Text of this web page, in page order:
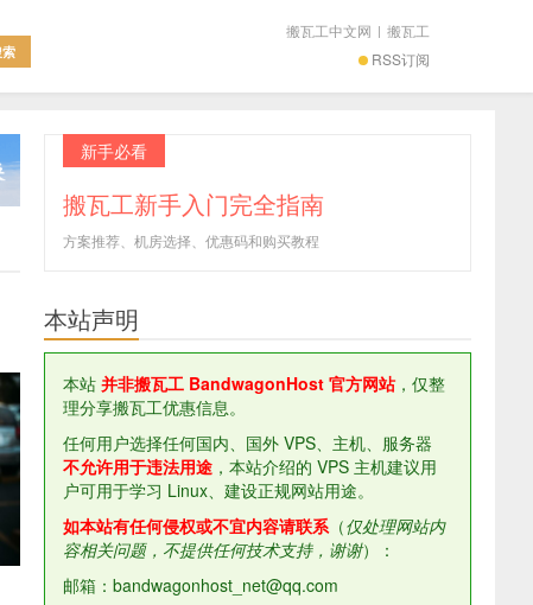
RSS订阅
搬瓦工中文网 | 搬瓦工
新手必看
搬瓦工新手入门完全指南
方案推荐、机房选择、优惠码和购买教程
本站声明
本站 并非搬瓦工 BandwagonHost 官方网站，仅整
理分享搬瓦工优惠信息。
任何用户选择任何国内、国外 VPS、主机、服务器
不允许用于违法用途 ，本站介绍的 VPS 主机建议用
户可用于学习 Linux、建设正规网站用途。
如本站有任何侵权或不宜内容请联系（仅处理网站内
容相关问题，不提供任何技术支持，谢谢）：
邮箱：bandwagonhost_net@qq.com